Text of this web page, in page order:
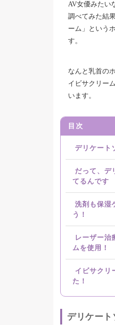
AV女優みたい
調べてみた結
ーム」という
す。
なんと乳首の
イビサクリー
います。
目次
デリケート
だって、デ
てるんです
洗剤も保湿
う！
レーザー治
ムを使用！
イビサクリ
た！
デリケート